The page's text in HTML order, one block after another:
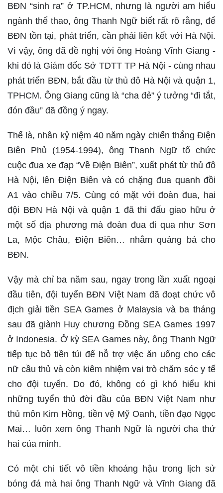
BĐN “sinh ra” ở TP.HCM, nhưng là người am hiểu
ngành thể thao, ông Thanh Ngữ biết rất rõ rằng, để
BĐN tồn tại, phát triển, cần phải liên kết với Hà Nội.
Vì vậy, ông đã đề nghị với ông Hoàng Vĩnh Giang -
khi đó là Giám đốc Sở TDTT TP Hà Nội - cùng nhau
phát triển BĐN, bắt đầu từ thủ đô Hà Nội và quận 1,
TPHCM. Ông Giang cũng là “cha đẻ” ý tưởng “đi tắt,
đón đầu” đã đồng ý ngay.
Thế là, nhân kỷ niệm 40 năm ngày chiến thắng Điện
Biên Phủ (1954-1994), ông Thanh Ngữ tổ chức
cuộc đua xe đạp “Về Điện Biên”, xuất phát từ thủ đô
Hà Nội, lên Điện Biên và có chặng đua quanh đồi
A1 vào chiều 7/5. Cùng có mặt với đoàn đua, hai
đội BĐN Hà Nội và quận 1 đã thi đấu giao hữu ở
một số địa phương mà đoàn đua đi qua như Sơn
La, Mộc Châu, Điện Biên… nhằm quảng bá cho
BĐN.
Vậy mà chỉ ba năm sau, ngay trong lần xuất ngoại
đầu tiên, đội tuyển BĐN Việt Nam đã đoạt chức vô
địch giải tiền SEA Games ở Malaysia và ba tháng
sau đã giành Huy chương Đồng SEA Games 1997
ở Indonesia. Ở kỳ SEA Games này, ông Thanh Ngữ
tiếp tục bỏ tiền túi để hỗ trợ việc ăn uống cho các
nữ cầu thủ và còn kiêm nhiệm vai trò chăm sóc y tế
cho đội tuyển. Do đó, không có gì khó hiểu khi
những tuyển thủ đời đầu của BĐN Việt Nam như
thủ môn Kim Hồng, tiền vệ Mỹ Oanh, tiền đạo Ngọc
Mai… luôn xem ông Thanh Ngữ là người cha thứ
hai của mình.
Có một chi tiết vô tiền khoáng hậu trong lịch sử
bóng đá mà hai ông Thanh Ngữ và Vĩnh Giang đã